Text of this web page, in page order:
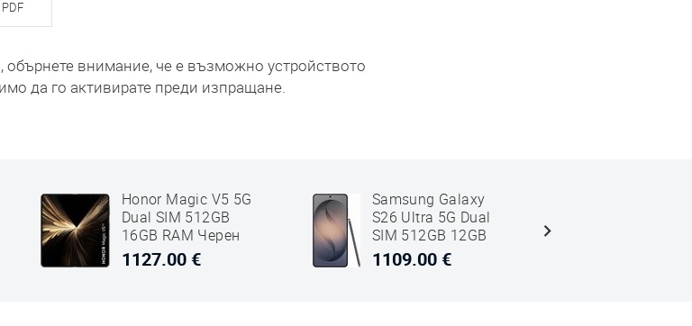
PDF
внимание, че е възможно устройството
да го активирате преди изпращане.
Honor Magic V5 5G
Dual SIM 512GB
16GB RAM Черен
1127.00 €
Samsung Galaxy
S26 Ultra 5G Dual
SIM 512GB 12GB
RAM SM-S948
Черен
1109.00 €